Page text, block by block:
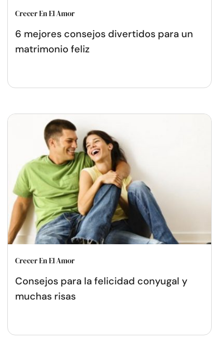
Crecer En El Amor
6 mejores consejos divertidos para un
matrimonio feliz
Crecer En El Amor
Consejos para la felicidad conyugal y
muchas risas